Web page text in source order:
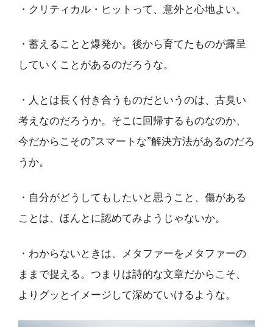
・クリティカル・ヒットって、意外と心地よい。
・蓄えることと爆発か。後から育てたものが露呈
していくことがあるのだろうな。
・人とは長く付き合うものだというのは、古臭い
考えなのだろうか。そこに回帰するものなのか、
今だからこその”スマートな”解決方法があるのだろ
うか。
・自分がどうしてもしたいと思うこと、傷がある
ことは、ほんとに認めてみようじゃないか。
・わからないときは、メタファーをメタファーの
ままで捉える。つまりは詩的な文章だからこそ、
よりグッとイメージして深めていけるような。